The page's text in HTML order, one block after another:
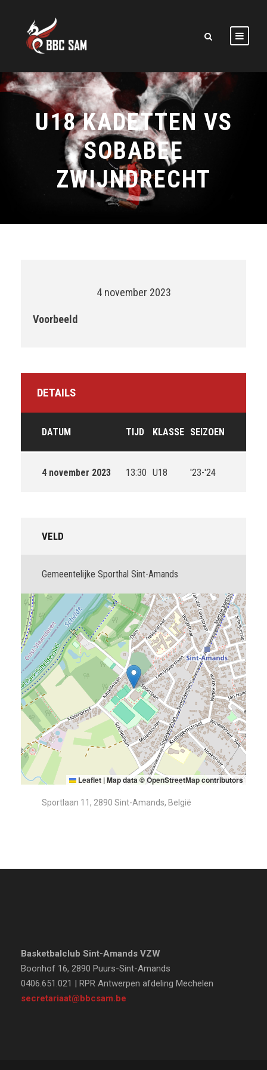
U18 KADETTEN VS
SOBABEE
ZWIJNDRECHT
4 november 2023
Voorbeeld
DETAILS
DATUM TIJD KLASSE SEIZOEN
4 november 2023 13:30 U18 '23-'24
VELD
Gemeentelijke Sporthal Sint-Amands
Leaflet |Map data ©OpenStreetMapcontributors
Sportlaan 11, 2890 Sint-Amands, België
Basketbalclub Sint-Amands VZW
Boonhof 16, 2890 Puurs-Sint-Amands
0406.651.021 | RPR Antwerpen afdeling Mechelen
secretariaat@bbcsam.be